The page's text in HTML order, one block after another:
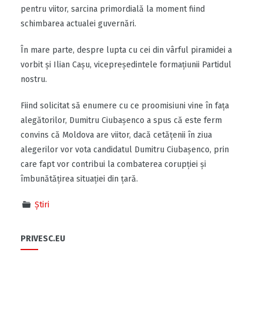
pentru viitor, sarcina primordială la moment fiind
schimbarea actualei guvernări.
În mare parte, despre lupta cu cei din vârful piramidei a
vorbit și Ilian Cașu, vicepreședintele formațiunii Partidul
nostru.
Fiind solicitat să enumere cu ce proomisiuni vine în fața
alegătorilor, Dumitru Ciubașenco a spus că este ferm
convins că Moldova are viitor, dacă cetățenii în ziua
alegerilor vor vota candidatul Dumitru Ciubașenco, prin
care fapt vor contribui la combaterea corupției și
îmbunătățirea situației din țară.
Știri
PRIVESC.EU